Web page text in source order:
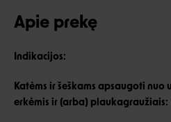
Apie prekę
Indikacijos:
Katėms ir šeškams apsaugoti nuo
erkėmis ir (arba) plaukagraužiais: